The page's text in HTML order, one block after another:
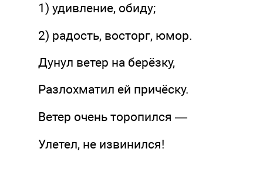
1) удивление, обиду;
2) радость, восторг, юмор.
Дунул ветер на берёзку,
Разлохматил ей причёску.
Ветер очень торопился —
Улетел, не извинился!